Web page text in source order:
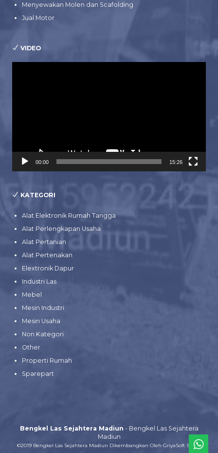
Menyewakan Molen dan Scafolding
Jual Motor
VIDEO
00:00 15:26
KATEGORI
Alat Elektronik Rumah Tangga
Alat Perlengkapan Usaha
Alat Pertanian
Alat Pertenakan
Elextronik Dapur
Industri Las
Mebel
Mesin Industri
Mesin Usaha
Non Kategori
Other
Properti Rumah
Sparepart
Bengkel Las Sejahtera Madiun - Bengkel Las Sejahtera
Madiun
©2019 Bengkel Las Sejahtera Madiun Dikembangkan Oleh GriyaSoft Smart